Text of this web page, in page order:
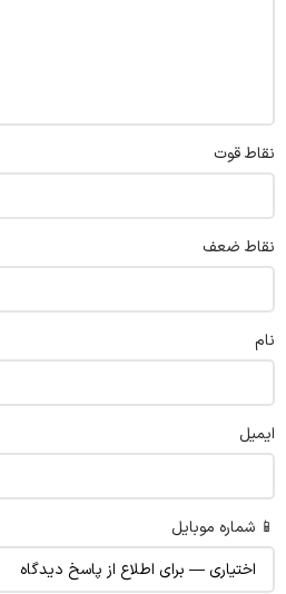
نقاط قوت
نقاط ضعف
نام
ایمیل
📱 شماره موبایل